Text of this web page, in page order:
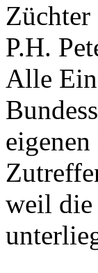
Züchter
P.H.
Alle
weil die